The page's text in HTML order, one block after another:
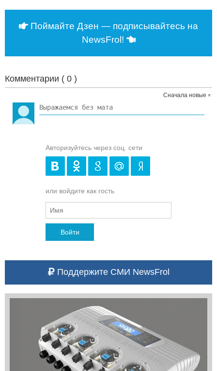
Поймайте Дзен — подписывайтесь на
NewsFrol!
Комментарии ( 0 )
Сначала новые
Авторизуйтесь через соц. сети
или войдите как гость
Войти
Поддержите СМИ NewsFrol